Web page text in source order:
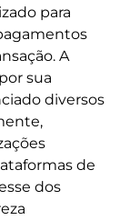
para
A
sua
diversos
de
dos